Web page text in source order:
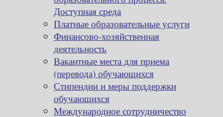
Доступная среда
Платные образовательные услуги
Финансово-хозяйственная
деятельность
Вакантные места для приема
(перевода) обучающихся
Стипендии и меры поддержки
обучающихся
Международное сотрудничество